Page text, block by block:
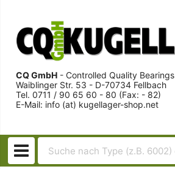
CQ GmbH - Controlled Quality Bearings
Waiblinger Str. 53 - D-70734 Fellbach
Tel. 0711 / 90 65 60 - 80 (Fax: - 82)
E-Mail: info (at) kugellager-shop.net